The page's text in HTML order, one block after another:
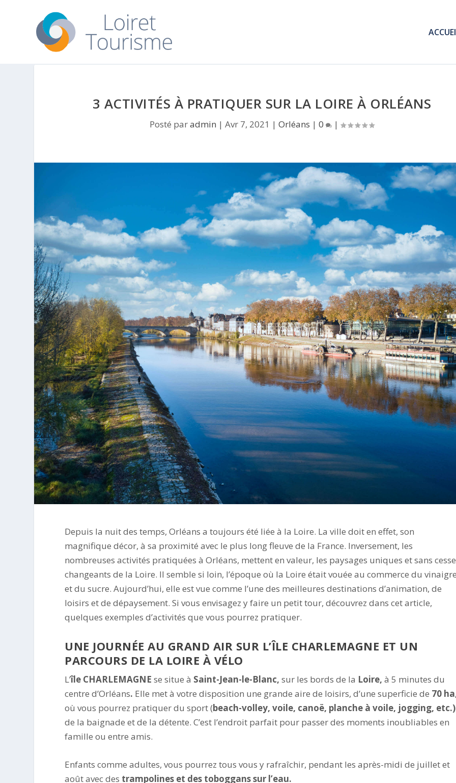
3 ACTIVITÉS À PRATIQUER SUR LA LOIRE À ORLÉANS
Posté paradmin |Avr 7, 2021 |Orléans |0 |
Depuis la nuit des temps, Orléans a toujours été liée à la Loire. La ville doit en effet, son
magnifique décor, à sa proximité avec le plus long fleuve de la France. Inversement, les
nombreuses activités pratiquées à Orléans, mettent en valeur, les paysages uniques et sans cesse
changeants de la Loire. Il semble si loin, l’époque où la Loire était vouée au commerce du
et du sucre. Aujourd’hui, elle est vue comme l’une des meilleures destinations d’animation, de
loisirs et de dépaysement. Si vous envisagez y faire un petit tour, découvrez dans cet article,
quelques exemples d’activités que vous pourrez pratiquer.
UNE JOURNÉE AU GRAND AIR SUR L’ÎLE CHARLEMAGNE ET UN
PARCOURS DE LA LOIRE À VÉLO
L’île CHARLEMAGNEse situe à Saint-Jean-le-Blanc, sur les bords de la Loire,à 5 minutes du
centre d’Orléans. Elle met à votre disposition une grande aire de loisirs, d’une superficie de 70
où vous pourrez pratiquer du sport (beach-volley, voile, canoë, planche à voile, jogging, etc.)
de la baignade et de la détente. C’est l’endroit parfait pour passer des moments inoubliables en
famille ou entre amis.
Enfants comme adultes, vous pourrez tous vous y rafraîchir, pendant les après-midi de juillet et
août avec des trampolines et des toboggans sur l’eau.